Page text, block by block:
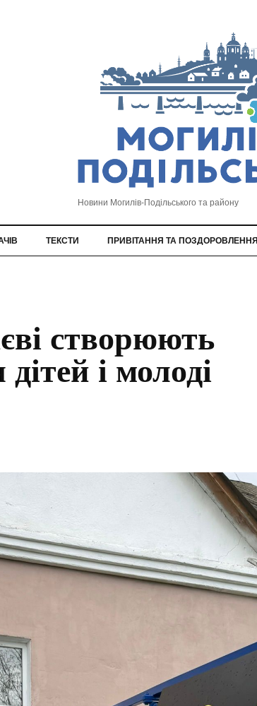
Новини Могилів-Подільського та району
ТЕКСТИ ПРИВІТАННЯ ТА ПОЗДОРОВЛЕННЯ
створюють
і молоді